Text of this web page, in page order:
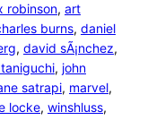
robinson, art
burns, daniel
, david sÃ¡nchez
, john
satrapi, marvel
locke, winshluss